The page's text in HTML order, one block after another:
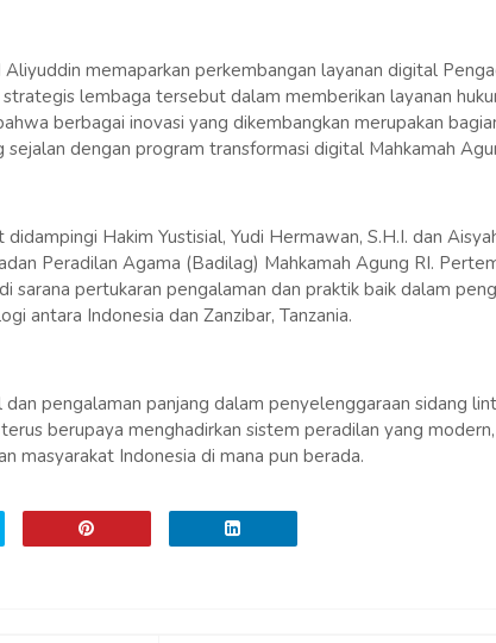
memaparkan perkembangan layanan digital
lembaga tersebut dalam memberikan layanan
berbagai inovasi yang dikembangkan merupakan
dengan program transformasi digital Mahkamah
Hakim Yustisial, Yudi Hermawan, S.H.I. dan
Peradilan Agama (Badilag) Mahkamah Agung RI.
sarana pertukaran pengalaman dan praktik baik dalam
antara Indonesia dan Zanzibar, Tanzania.
pengalaman panjang dalam penyelenggaraan sidang
berupaya menghadirkan sistem peradilan yang modern,
masyarakat Indonesia di mana pun berada.